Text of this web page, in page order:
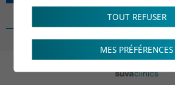
TOUT REFUSER
MES PRÉFÉRENCES